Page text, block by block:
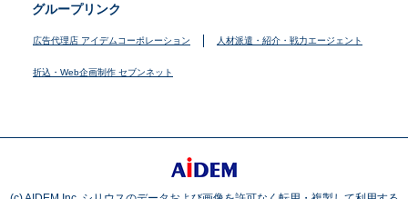
グループリンク
広告代理店 アイデムコーポレーション 人材派遣・紹介・戦力エージェント
折込・Web企画制作 セブンネット